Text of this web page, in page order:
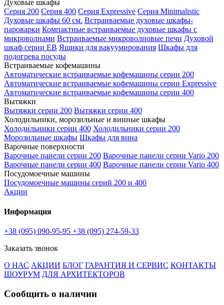
Духовые шкафы
Серия 200 Серия 400 Серия Expressive Серия Minimalistic
Духовые шкафы 60 см. Встраиваемые духовые шкафы-
пароварки Компактные встраиваемые духовые шкафы с
микроволнами Встраиваемые микроволновые печи Духовой
шкаф серии EB Ящики для вакуумирования Шкафы для
подогрева посуды
Встраиваемые кофемашины
Автоматические встраиваемые кофемашины серии 200
Автоматические встраиваемые кофемашины серии Expressive
Автоматические встраиваемые кофемашины серии 400
Вытяжки
Вытяжки серии 200 Вытяжки серии 400
Холодильники, морозильные и винные шкафы
Холодильники серии 400 Холодильники серии 200
Морозильные шкафы Шкафы для вина
Варочные поверхности
Варочные панели серии 200 Варочные панели серии Vario 200
Варочные панели серии 400 Варочные панели серии Vario 400
Посудомоечные машины
Посудомоечные машины серий 200 и 400
Акции
Информация
+38 (095) 090-95-95 +38 (095) 274-59-33
Заказать звонок
О НАС АКЦИИ БЛОГ ГАРАНТИЯ И СЕРВИС КОНТАКТЫ
ШОУРУМ ДЛЯ АРХИТЕКТОРОВ
Сообщить о наличии